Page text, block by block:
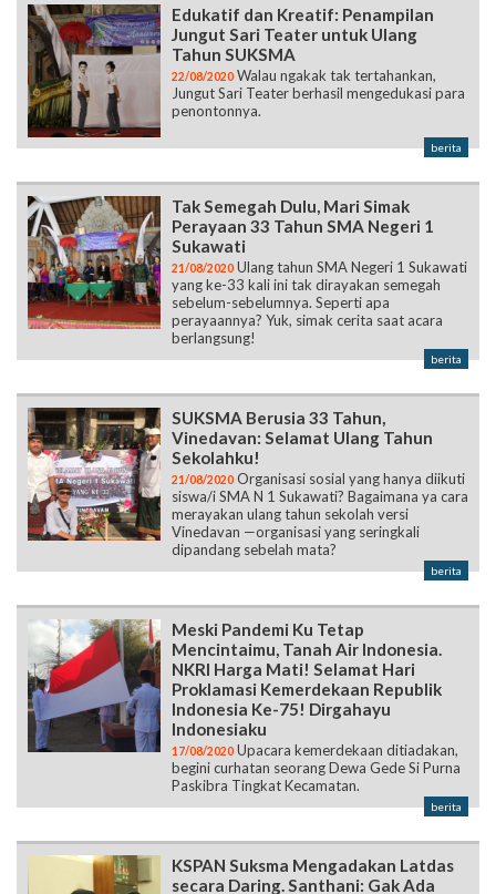
Edukatif dan Kreatif: Penampilan
Jungut Sari Teater untuk Ulang
Tahun SUKSMA
22/08/2020 Walau ngakak tak tertahankan,
Jungut Sari Teater berhasil mengedukasi para
penontonnya.
berita
Tak Semegah Dulu, Mari Simak
Perayaan 33 Tahun SMA Negeri 1
Sukawati
21/08/2020 Ulang tahun SMA Negeri 1 Sukawati
yang ke-33 kali ini tak dirayakan semegah
sebelum-sebelumnya. Seperti apa
perayaannya? Yuk, simak cerita saat acara
berlangsung!
berita
SUKSMA Berusia 33 Tahun,
Vinedavan: Selamat Ulang Tahun
Sekolahku!
21/08/2020 Organisasi sosial yang hanya diikuti
siswa/i SMA N 1 Sukawati? Bagaimana ya cara
merayakan ulang tahun sekolah versi
Vinedavan —organisasi yang seringkali
dipandang sebelah mata?
berita
Meski Pandemi Ku Tetap
Mencintaimu, Tanah Air Indonesia.
NKRI Harga Mati! Selamat Hari
Proklamasi Kemerdekaan Republik
Indonesia Ke-75! Dirgahayu
Indonesiaku
17/08/2020 Upacara kemerdekaan ditiadakan,
begini curhatan seorang Dewa Gede Si Purna
Paskibra Tingkat Kecamatan.
berita
KSPAN Suksma Mengadakan Latdas
secara Daring. Santhani: Gak Ada